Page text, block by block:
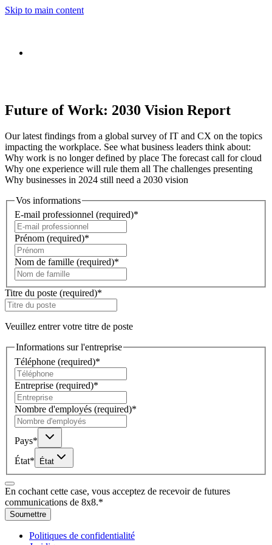
Skip to main content
Future of Work: 2030 Vision Report
Our latest findings from a global survey of IT and CX on the topics
impacting the workplace. See what business leaders think about:
Why work is no longer defined by place The forecast call for cloud
Why one experience will rule them all The challenges presenting
Why businesses in 2024 still need a 2030 vision
Vos informations
E-mail professionnel (required)*
Prénom (required)*
Nom de famille (required)*
Titre du poste (required)*
Veuillez entrer votre titre de poste
Informations sur l'entreprise
Téléphone (required)*
Entreprise (required)*
Nombre d'employés (required)*
Pays*
État* État
En cochant cette case, vous acceptez de recevoir de futures
communications de 8x8.*
Soumettre
Politiques de confidentialité